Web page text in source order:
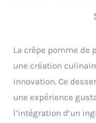
La crêpe pomme de
une création
innovation. Ce
une expérience
l’intégration d’un